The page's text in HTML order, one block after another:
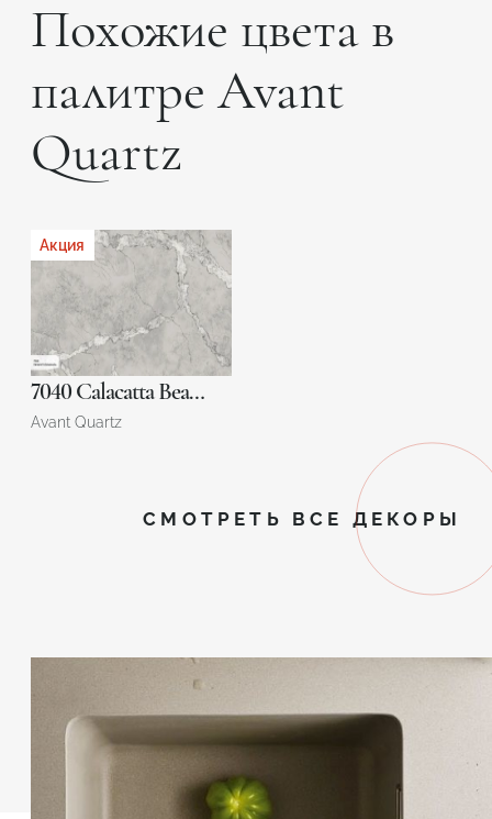
Похожие цвета в
палитре Avant
Quartz
Акция
7040 Calacatta Beaumesnil
Avant Quartz
СМОТРЕТЬ ВСЕ ДЕКОРЫ